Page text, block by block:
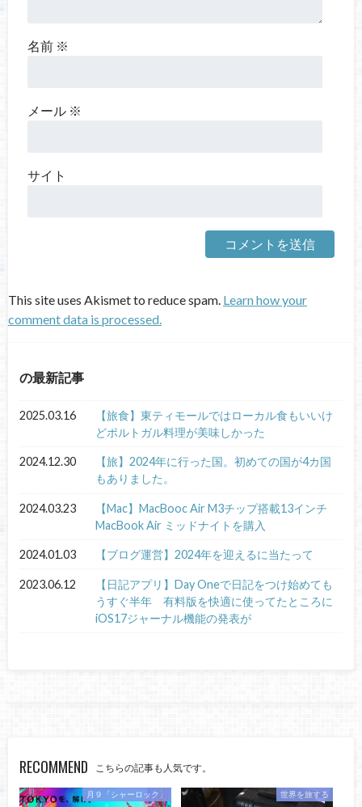
名前 ※
メール ※
サイト
This site uses Akismet to reduce spam. Learn how your
comment data is processed.
の最新記事
2025.03.16
【旅食】東ティモールではローカル食もいいけ
どポルトガル料理が美味しかった
2024.12.30
【旅】2024年に行った国。初めての国が4カ国
もありました。
2024.03.23
【Mac】MacBooc Air M3チップ搭載13インチ
MacBook Air ミッドナイトを購入
2024.01.03 【ブログ運営】2024年を迎えるに当たって
2023.06.12
【日記アプリ】Day Oneで日記をつけ始めても
うすぐ半年 有料版を快適に使ってたところに
iOS17ジャーナル機能の発表が
RECOMMEND こちらの記事も人気です。
月９「シャーロック」 世界を旅する